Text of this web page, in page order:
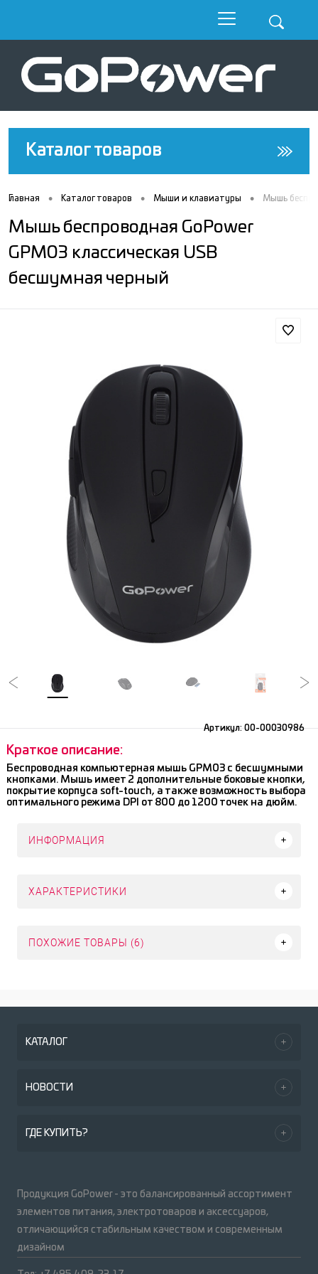
Каталог товаров
Главная • Каталог товаров • Мыши и клавиатуры • Мышь
Мышь беспроводная GoPower
GPM03 классическая USB
бесшумная черный
Артикул:00-00030986
Краткое описание:
Беспроводная компьютерная мышь GPM03 с бесшумными
кнопками. Мышь имеет 2 дополнительные боковые кнопки,
покрытие корпуса soft-touch, а также возможность выбора
оптимального режима DPI от 800 до 1200 точек на дюйм.
ИНФОРМАЦИЯ
ХАРАКТЕРИСТИКИ
ПОХОЖИЕ ТОВАРЫ (6)
КАТАЛОГ
НОВОСТИ
ГДЕ КУПИТЬ?
Продукция GoPower - это балансированный ассортимент
элементов питания, электротоваров и аксессуаров,
отличающийся стабильным качеством и современным
дизайном